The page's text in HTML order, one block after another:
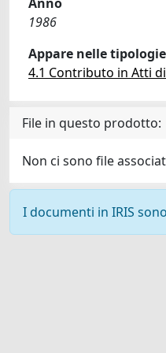
1986
Appare nelle
4.1 Contributo in Atti
File in questo prodotto:
Non ci sono file
I documenti in IRIS